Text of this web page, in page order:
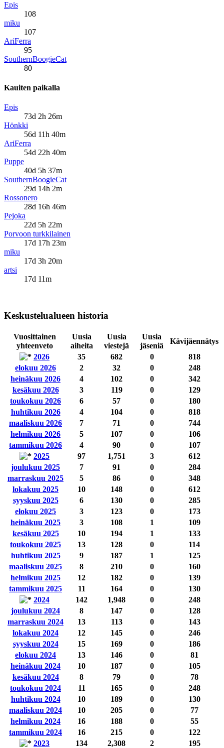
Epis
108
miku
107
AriFerra
95
SouthernBoogieCat
80
Kauiten paikalla
Epis
73d 2h 26m
Hönkki
56d 11h 40m
AriFerra
54d 22h 40m
Puppe
40d 5h 37m
SouthernBoogieCat
29d 14h 2m
Rossonero
28d 16h 46m
Pejoka
22d 5h 22m
Porvoon turkkilainen
17d 17h 23m
miku
17d 3h 20m
artsi
17d 11m
Keskustelualueen historia
Vuosittainen
yhteenveto
Uusia
aiheita
Uusia
viestejä
Uusia
jäseniä
Kävijäennätys
2026
35 682 0
818
elokuu 2026
2 32 0
248
heinäkuu 2026
4 102 0
342
kesäkuu 2026
3 119 0
129
toukokuu 2026
6 57 0
180
huhtikuu 2026
4 104 0
818
maaliskuu 2026
7 71 0
744
helmikuu 2026
5 107 0
106
tammikuu 2026
4 90 0
107
2025
97 1,751 3
612
joulukuu 2025
7 91 0
284
marraskuu 2025
5 86 0
348
lokakuu 2025
10 148 0
612
syyskuu 2025
6 130 0
285
elokuu 2025
3 123 0
173
heinäkuu 2025
3 108 1
109
kesäkuu 2025
10 194 1
133
toukokuu 2025
13 128 0
114
huhtikuu 2025
9 187 1
125
maaliskuu 2025
8 210 0
160
helmikuu 2025
12 182 0
139
tammikuu 2025
11 164 0
130
2024
142 1,948 0
248
joulukuu 2024
8 147 0
128
marraskuu 2024
13 113 0
143
lokakuu 2024
12 145 0
246
syyskuu 2024
15 169 0
186
elokuu 2024
13 146 0
81
heinäkuu 2024
10 187 0
105
kesäkuu 2024
8 79 0
78
toukokuu 2024
11 165 0
248
huhtikuu 2024
10 189 0
130
maaliskuu 2024
10 205 0
77
helmikuu 2024
16 188 0
55
tammikuu 2024
16 215 0
122
2023
134 2,308 2
195